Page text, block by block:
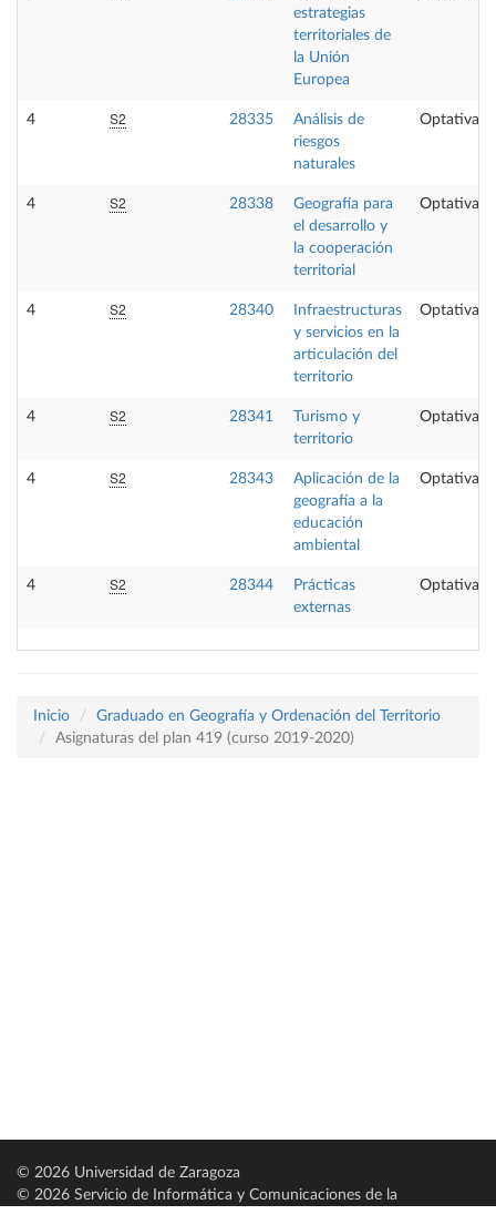
estrategias
territoriales de
la Unión
Europea
4 S2 28335
Análisis de
riesgos
naturales
Optativa
4 S2 28338
Geografía para
el desarrollo y
la cooperación
territorial
Optativa
4 S2 28340
Infraestructuras
y servicios en la
articulación del
territorio
Optativa
4 S2 28341
Turismo y
territorio
Optativa
4 S2 28343
Aplicación de la
geografía a la
educación
ambiental
Optativa
4 S2 28344
Prácticas
externas
Optativa
Inicio
Graduado en Geografía y Ordenación del Territorio
Asignaturas del plan 419 (curso 2019-2020)
© 2026 Universidad de Zaragoza
© 2026 Servicio de Informática y Comunicaciones de la